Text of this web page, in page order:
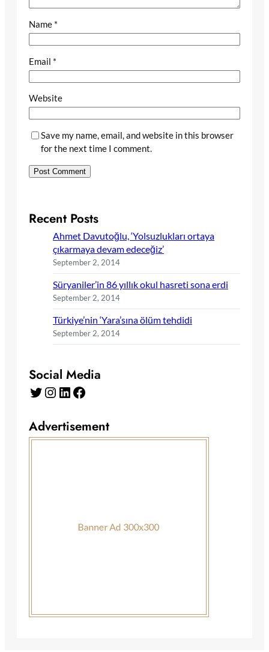
Name *
Email *
Website
Save my name, email, and website in this browser
for the next time I comment.
Recent Posts
Ahmet Davutoğlu, ‘Yolsuzlukları ortaya
çıkarmaya devam edeceğiz’
September 2, 2014
Süryaniler’in 86 yıllık okul hasreti sona erdi
September 2, 2014
Türkiye’nin ‘Yara’sına ölüm tehdidi
September 2, 2014
Social Media
Twitter Instagram LinkedIn Facebook
Advertisement